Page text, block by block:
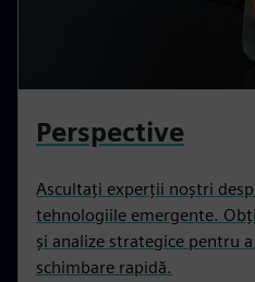
Perspective
Ascultați experții noștri
tehnologiile emergente.
și analize strategice pentru
schimbare rapidă.